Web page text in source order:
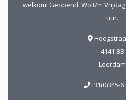
welkom! Geopend: Wo t/m
uur.
4141 BB
Leerdam
+31(0)345-